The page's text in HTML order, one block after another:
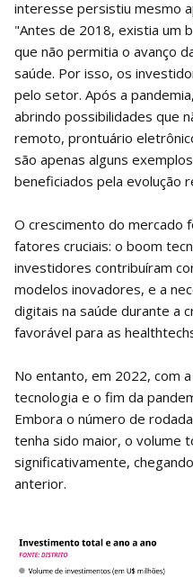
interesse persistiu mesmo
"Antes de 2018, existia um
que não permitia o avanço
saúde. Por isso, os
pelo setor. Após a
abrindo possibilidades que
remoto, prontuário
são apenas alguns
beneficiados pela evolução
O crescimento do mercado
fatores cruciais: o boom
investidores contribuíram
modelos inovadores, e a
digitais na saúde durante a
favorável para as
No entanto, em 2022, com
tecnologia e o fim da
Embora o número de
tenha sido maior, o volume
significativamente,
anterior.